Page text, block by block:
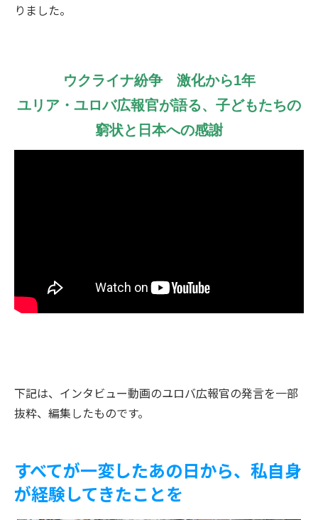
りました。
ウクライナ紛争 激化から1年
ユリア・ユロバ広報官が語る、子どもたちの
窮状と日本への感謝
下記は、インタビュー動画のユロバ広報官の発言を一部
抜粋、編集したものです。
すべてが一変したあの日から、私自身
が経験してきたことを